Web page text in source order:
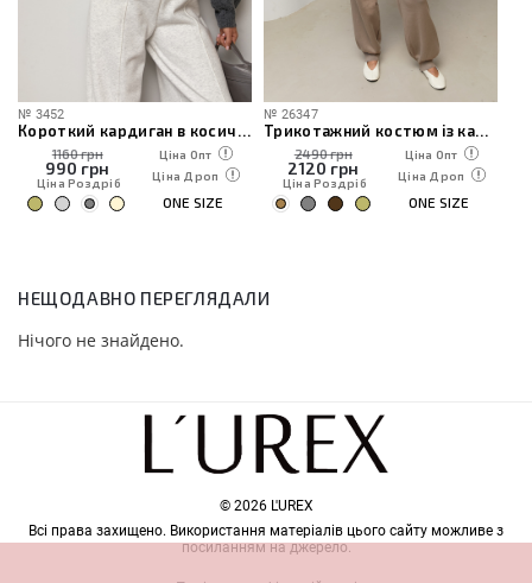
№ 3452
1160 грн
990 грн
Ціна Роздріб
Ціна Опт
Ціна Дроп
ONE SIZE
№ 26347
2490 грн
2120 грн
Ціна Роздріб
Ціна Опт
Ціна Дроп
ONE SIZE
НЕЩОДАВНО ПЕРЕГЛЯДАЛИ
Нічого не знайдено.
© 2026 L'UREX
Всі права захищено. Використання матеріалів цього сайту можливе з
посиланням на джерело.